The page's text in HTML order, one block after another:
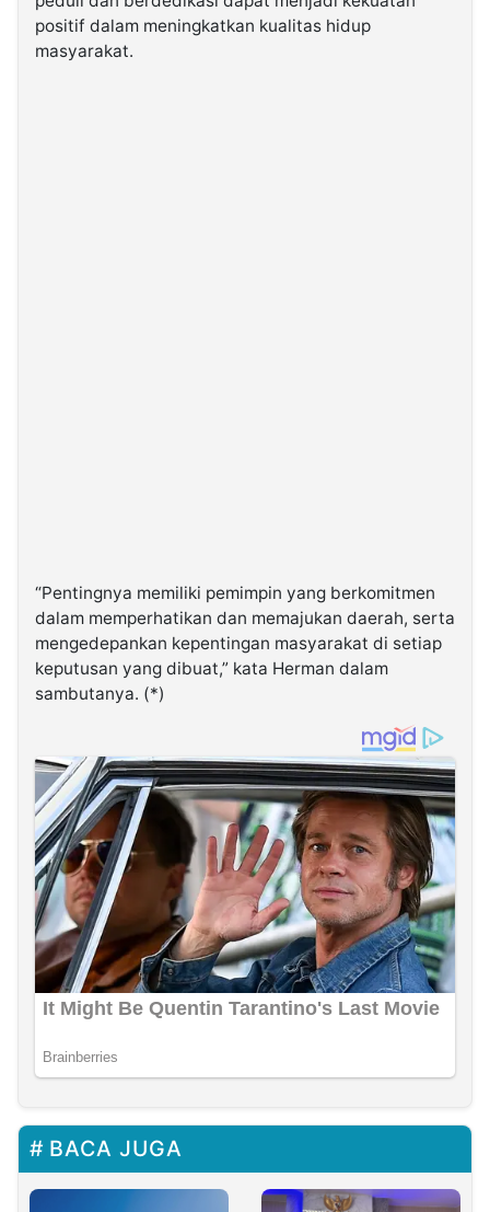
positif dalam meningkatkan kualitas hidup
masyarakat.
“Pentingnya memiliki pemimpin yang berkomitmen
dalam memperhatikan dan memajukan daerah, serta
mengedepankan kepentingan masyarakat di setiap
keputusan yang dibuat,” kata Herman dalam
sambutanya. (*)
BACA JUGA